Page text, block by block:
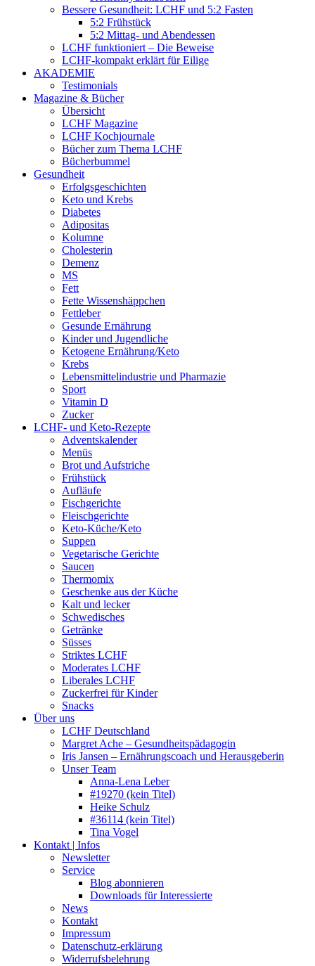
Bessere Gesundheit: LCHF und 5:2 Fasten
5:2 Frühstück
5:2 Mittag- und Abendessen
LCHF funktioniert – Die Beweise
LCHF-kompakt erklärt für Eilige
AKADEMIE
Testimonials
Magazine & Bücher
Übersicht
LCHF Magazine
LCHF Kochjournale
Bücher zum Thema LCHF
Bücherbummel
Gesundheit
Erfolgsgeschichten
Keto und Krebs
Diabetes
Adipositas
Kolumne
Cholesterin
Demenz
MS
Fett
Fette Wissenshäppchen
Fettleber
Gesunde Ernährung
Kinder und Jugendliche
Ketogene Ernährung/Keto
Krebs
Lebensmittelindustrie und Pharmazie
Sport
Vitamin D
Zucker
LCHF- und Keto-Rezepte
Adventskalender
Menüs
Brot und Aufstriche
Frühstück
Aufläufe
Fischgerichte
Fleischgerichte
Keto-Küche/Keto
Suppen
Vegetarische Gerichte
Saucen
Thermomix
Geschenke aus der Küche
Kalt und lecker
Schwedisches
Getränke
Süsses
Striktes LCHF
Moderates LCHF
Liberales LCHF
Zuckerfrei für Kinder
Snacks
Über uns
LCHF Deutschland
Margret Ache – Gesundheitspädagogin
Iris Jansen – Ernährungscoach und Herausgeberin
Unser Team
Anna-Lena Leber
#19270 (kein Titel)
Heike Schulz
#36114 (kein Titel)
Tina Vogel
Kontakt | Infos
Newsletter
Service
Blog abonnieren
Downloads für Interessierte
News
Kontakt
Impressum
Datenschutz-erklärung
Widerrufsbelehrung